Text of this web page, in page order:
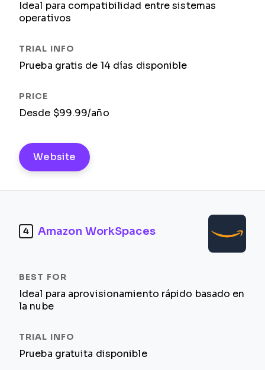
Ideal para compatibilidad entre sistemas
operativos
Prueba gratis de 14 días disponible
Desde $99.99/año
Website
4 Amazon WorkSpaces
Ideal para aprovisionamiento rápido basado en
la nube
Prueba gratuita disponible